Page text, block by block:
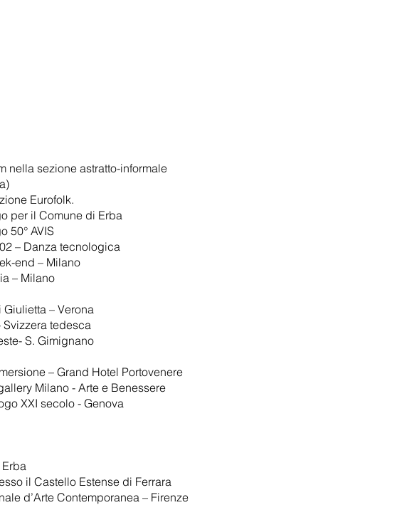
nella sezione astratto-informale
Eurofolk.
per il Comune di Erba
50° AVIS
– Danza tecnologica
end – Milano
– Milano
– Verona
Svizzera tedesca
S. Gimignano
– Grand Hotel Portovenere
Milano - Arte e Benessere
XXI secolo - Genova
il Castello Estense di Ferrara
d’Arte Contemporanea – Firenze